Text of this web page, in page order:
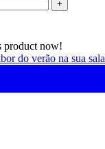
+
product now!
do verão na sua sala